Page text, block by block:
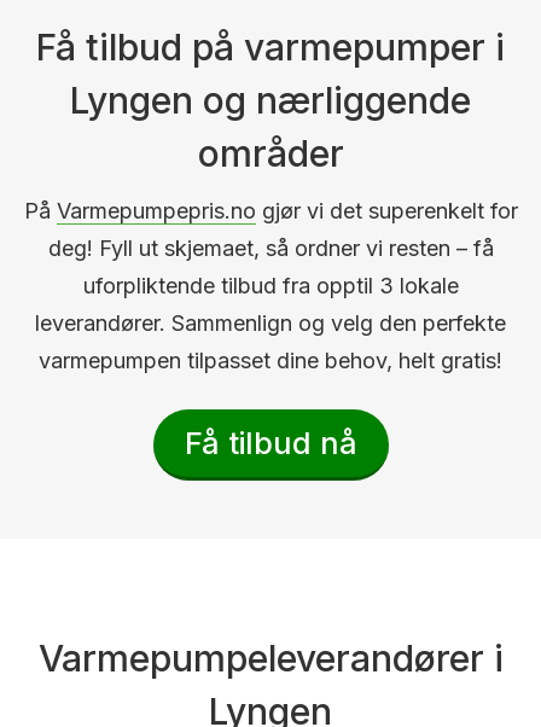
Få tilbud på varmepumper i
Lyngen og nærliggende
områder
På Varmepumpepris.no gjør vi det superenkelt for
deg! Fyll ut skjemaet, så ordner vi resten – få
uforpliktende tilbud fra opptil 3 lokale
leverandører. Sammenlign og velg den perfekte
varmepumpen tilpasset dine behov, helt gratis!
Få tilbud nå
Varmepumpeleverandører i
Lyngen